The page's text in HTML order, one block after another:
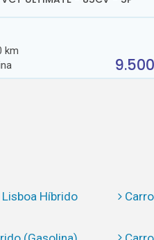
km
9.500
Híbrido